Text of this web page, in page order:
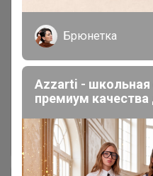
Ожидание 12-16 дней с
счет
Обновленный
По умолчанию в начале
молотый. (Мелкий помол
для кофемашины)
Брюнетка
Azzarti -
премиум качества